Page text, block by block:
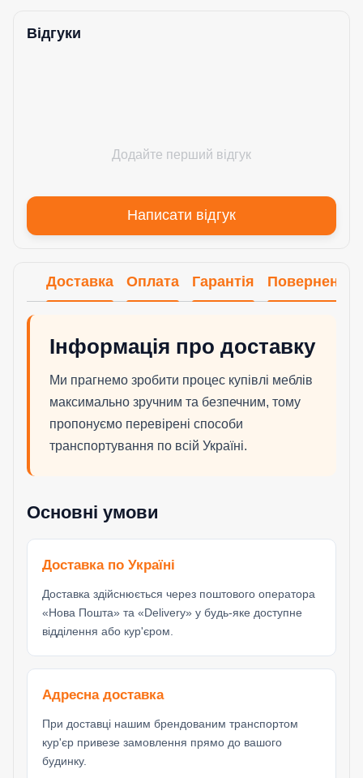
Відгуки
Додайте перший відгук
Написати відгук
Доставка Оплата Гарантія Повернення
Інформація про доставку
Ми прагнемо зробити процес купівлі меблів
максимально зручним та безпечним, тому
пропонуємо перевірені способи
транспортування по всій Україні.
Основні умови
Доставка по Україні
Доставка здійснюється через поштового оператора
«Нова Пошта» та «Delivery» у будь-яке доступне
відділення або кур'єром.
Адресна доставка
При доставці нашим брендованим транспортом
кур'єр привезе замовлення прямо до вашого
будинку.